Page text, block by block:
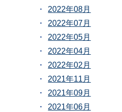
2022年08月
2022年07月
2022年05月
2022年04月
2022年02月
2021年11月
2021年09月
2021年06月